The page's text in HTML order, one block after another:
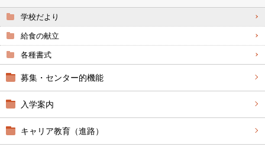
学校だより
給食の献立
各種書式
募集・センター的機能
入学案内
キャリア教育（進路）